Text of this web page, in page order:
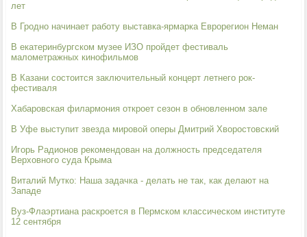
лет
В Гродно начинает работу выставка-ярмарка Еврорегион Неман
В екатеринбургском музее ИЗО пройдет фестиваль
малометражных кинофильмов
В Казани состоится заключительный концерт летнего рок-
фестиваля
Хабаровская филармония откроет сезон в обновленном зале
В Уфе выступит звезда мировой оперы Дмитрий Хворостовский
Игорь Радионов рекомендован на должность председателя
Верховного суда Крыма
Виталий Мутко: Наша задачка - делать не так, как делают на
Западе
Вуз-Флаэртиана раскроется в Пермском классическом институте
12 сентября